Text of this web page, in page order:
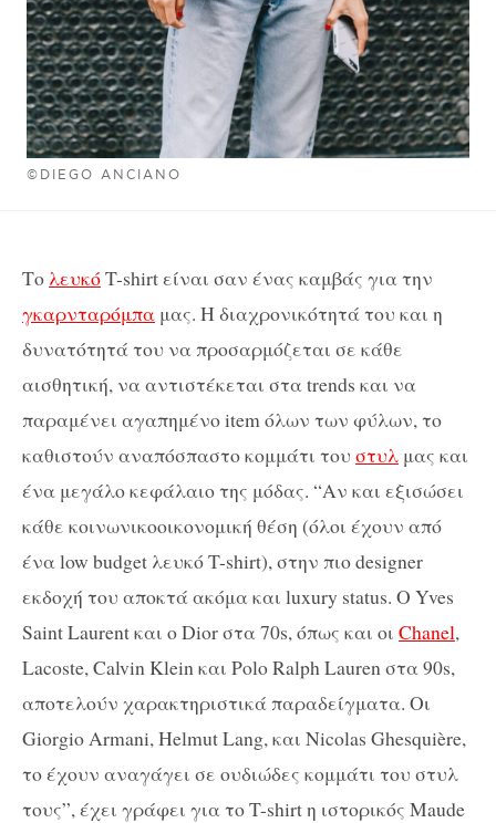
©DIEGO ANCIANO
Το λευκόT-shirt είναι σαν ένας καμβάς για την
γκαρνταρόμπα μας. Η διαχρονικότητά του και η
δυνατότητά του να προσαρμόζεται σε κάθε
αισθητική, να αντιστέκεται στα trends και να
παραμένει αγαπημένο item όλων των φύλων, το
καθιστούν αναπόσπαστο κομμάτι του στυλ μας και
ένα μεγάλο κεφάλαιο της μόδας. “Αν και εξισώσει
κάθε κοινωνικοοικονομική θέση (όλοι έχουν από
ένα low budget λευκό T-shirt), στην πιο designer
εκδοχή του αποκτά ακόμα και luxury status. Ο Yves
Saint Laurent και ο Dior στα 70s, όπως και οι Chanel,
Lacoste, Calvin Klein και Polo Ralph Lauren στα 90s,
αποτελούν χαρακτηριστικά παραδείγματα. Οι
Giorgio Armani, Helmut Lang, και Nicolas Ghesquière,
το έχουν αναγάγει σε ουδιώδες κομμάτι του στυλ
τους”, έχει γράφει για το T-shirt η ιστορικός Maude